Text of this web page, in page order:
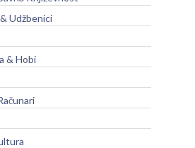
Udžbenici
& Hobi